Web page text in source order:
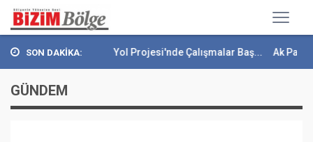
SON DAKİKA:
Çekmeköy Yeşil Yol Projesi'nde Çalışmalar Baş... Ak Parti'den
GÜNDEM